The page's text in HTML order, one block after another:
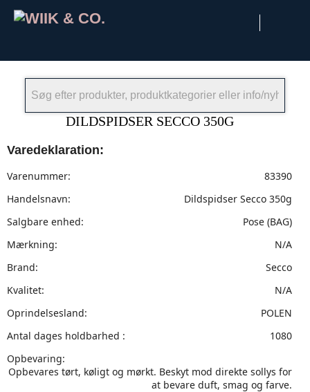
DILDSPIDSER SECCO 350G
Varedeklaration:
Varenummer:
83390
Handelsnavn:
Dildspidser Secco 350g
Salgbare enhed:
Pose (BAG)
Mærkning:
N/A
Brand:
Secco
Kvalitet:
N/A
Oprindelsesland:
POLEN
Antal dages holdbarhed :
1080
Opbevaring:
Opbevares tørt, køligt og mørkt. Beskyt mod direkte sollys for
at bevare duft, smag og farve.